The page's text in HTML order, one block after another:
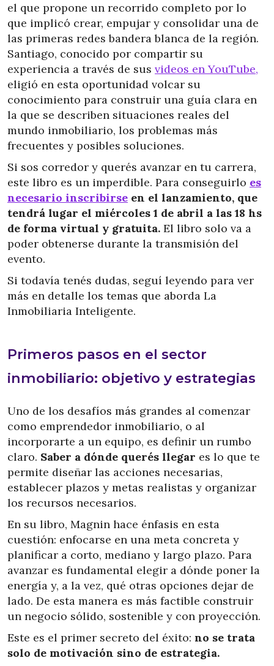
el que propone un recorrido completo por lo
que implicó crear, empujar y consolidar una de
las primeras redes bandera blanca de la región.
Santiago, conocido por compartir su
experiencia a través de sus videos en YouTube,
eligió en esta oportunidad volcar su
conocimiento para construir una guía clara en
la que se describen situaciones reales del
mundo inmobiliario, los problemas más
frecuentes y posibles soluciones.
Si sos corredor y querés avanzar en tu carrera,
este libro es un imperdible. Para conseguirlo es
necesario inscribirse en el lanzamiento, que
tendrá lugar el miércoles 1 de abril a las 18 hs
de forma virtual y gratuita. El libro solo va a
poder obtenerse durante la transmisión del
evento.
Si todavía tenés dudas, seguí leyendo para ver
más en detalle los temas que aborda La
Inmobiliaria Inteligente.
Primeros pasos en el sector
inmobiliario: objetivo y estrategias
Uno de los desafíos más grandes al comenzar
como emprendedor inmobiliario, o al
incorporarte a un equipo, es definir un rumbo
claro. Saber a dónde querés llegar es lo que te
permite diseñar las acciones necesarias,
establecer plazos y metas realistas y organizar
los recursos necesarios.
En su libro, Magnin hace énfasis en esta
cuestión: enfocarse en una meta concreta y
planificar a corto, mediano y largo plazo. Para
avanzar es fundamental elegir a dónde poner la
energía y, a la vez, qué otras opciones dejar de
lado. De esta manera es más factible construir
un negocio sólido, sostenible y con proyección.
Este es el primer secreto del éxito: no se trata
solo de motivación sino de estrategia.